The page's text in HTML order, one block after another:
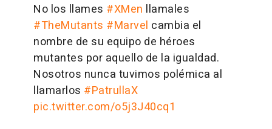
No los llames #XMen llamales
#TheMutants #Marvel cambia el
nombre de su equipo de héroes
mutantes por aquello de la igualdad.
Nosotros nunca tuvimos polémica al
llamarlos #PatrullaX
pic.twitter.com/o5j3J40cq1